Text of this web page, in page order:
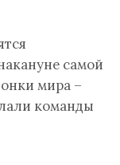
самой
мира –
команды